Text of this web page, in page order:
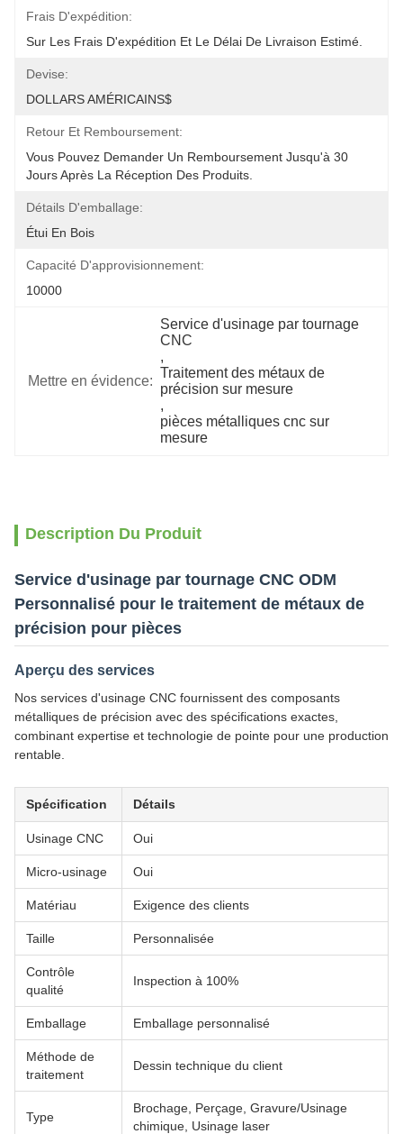
Frais D'expédition:
Sur Les Frais D'expédition Et Le Délai De Livraison Estimé.
Devise:
DOLLARS AMÉRICAINS$
Retour Et Remboursement:
Vous Pouvez Demander Un Remboursement Jusqu'à 30
Jours Après La Réception Des Produits.
Détails D'emballage:
Étui En Bois
Capacité D'approvisionnement:
10000
Mettre en évidence:
Service d'usinage par tournage
CNC
,
Traitement des métaux de
précision sur mesure
,
pièces métalliques cnc sur
mesure
Description Du Produit
Service d'usinage par tournage CNC ODM
Personnalisé pour le traitement de métaux de
précision pour pièces
Aperçu des services
Nos services d'usinage CNC fournissent des composants
métalliques de précision avec des spécifications exactes,
combinant expertise et technologie de pointe pour une production
rentable.
Spécification Détails
Usinage CNC Oui
Micro-usinage Oui
Matériau Exigence des clients
Taille Personnalisée
Contrôle
qualité
Inspection à 100%
Emballage Emballage personnalisé
Méthode de
traitement
Dessin technique du client
Type
Brochage, Perçage, Gravure/Usinage
chimique, Usinage laser